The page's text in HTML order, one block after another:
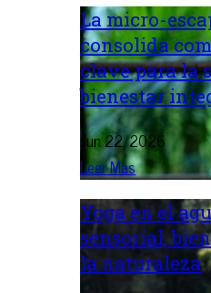
La micro-
consolida
clave para la
bienestar
Jun 22, 2026
Leer Mas
Yoga en el
sensorial,
la naturaleza